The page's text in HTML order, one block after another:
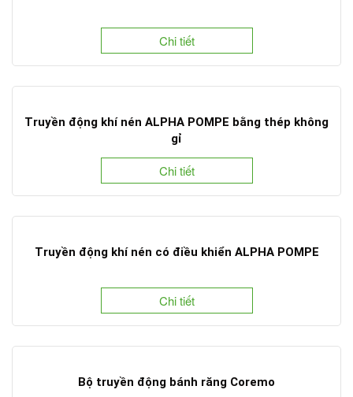
Chi tiết
Truyền động khí nén ALPHA POMPE bằng thép không
gỉ
Chi tiết
Truyền động khí nén có điều khiển ALPHA POMPE
Chi tiết
Bộ truyền động bánh răng Coremo